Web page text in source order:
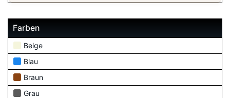
Farben
Beige
Blau
Braun
Grau